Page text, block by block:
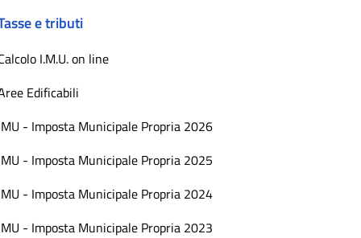
e tributi
I.M.U. on line
Edificabili
- Imposta Municipale Propria 2026
- Imposta Municipale Propria 2025
- Imposta Municipale Propria 2024
- Imposta Municipale Propria 2023